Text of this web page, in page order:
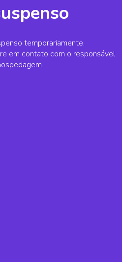
temporariamente.
em contato com o responsável